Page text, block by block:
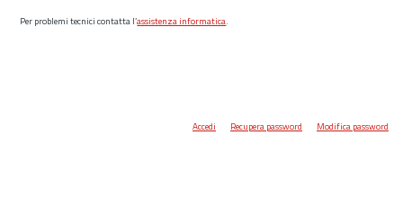
Per problemi tecnici contatta l’assistenza informatica.
Accedi Recupera password Modifica password